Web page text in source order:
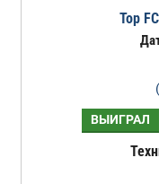
Top
ВЫИГРАЛ